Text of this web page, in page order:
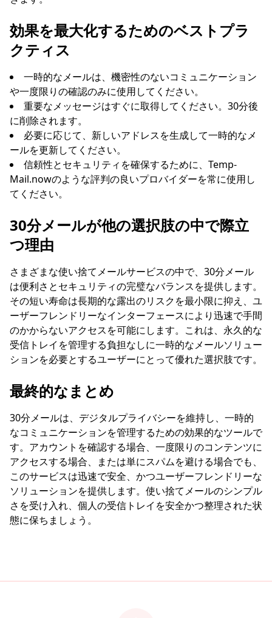
効果を最大化するためのベストプラ
クティス
一時的なメールは、機密性のないコミュニケーション
や一度限りの確認のみに使用してください。
重要なメッセージはすぐに取得してください。30分後
に削除されます。
必要に応じて、新しいアドレスを生成して一時的なメ
ールを更新してください。
信頼性とセキュリティを確保するために、Temp-
Mail.nowのような評判の良いプロバイダーを常に使用し
てください。
30分メールが他の選択肢の中で際立
つ理由
さまざまな使い捨てメールサービスの中で、30分メール
は便利さとセキュリティの完璧なバランスを提供します。
その短い寿命は長期的な露出のリスクを最小限に抑え、ユ
ーザーフレンドリーなインターフェースにより迅速で手間
のかからないアクセスを可能にします。これは、永久的な
受信トレイを管理する負担なしに一時的なメールソリュー
ションを必要とするユーザーにとって優れた選択肢です。
最終的なまとめ
30分メールは、デジタルプライバシーを維持し、一時的
なコミュニケーションを管理するための効果的なツールで
す。アカウントを確認する場合、一度限りのコンテンツに
アクセスする場合、または単にスパムを避ける場合でも、
このサービスは迅速で安全、かつユーザーフレンドリーな
ソリューションを提供します。使い捨てメールのシンプル
さを受け入れ、個人の受信トレイを安全かつ整理された状
態に保ちましょう。